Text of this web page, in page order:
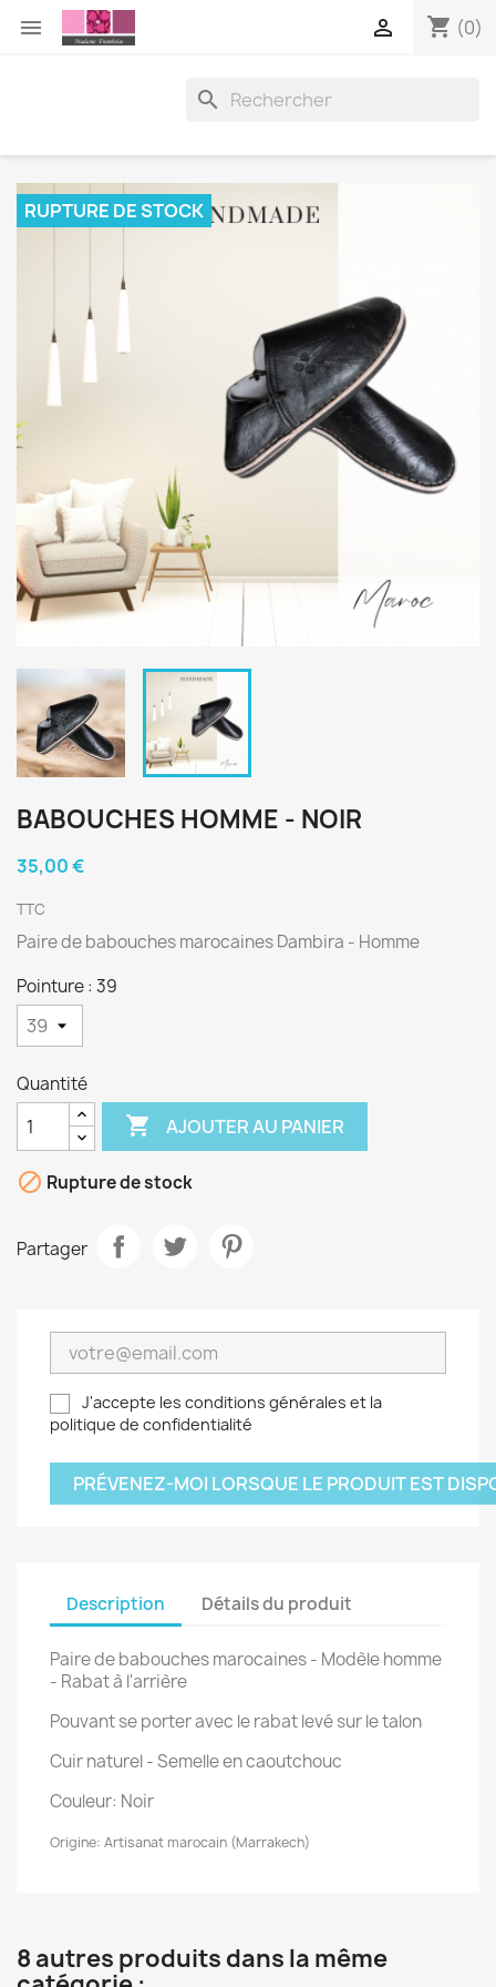
 shopping_cart (0)


RUPTURE DE STOCK
BABOUCHES HOMME - NOIR
35,00 €
TTC
Paire de babouches marocaines Dambira - Homme
Pointure : 39
Quantité
 AJOUTER AU PANIER
 Rupture de stock
Partager
J'accepte les conditions générales et la
politique de confidentialité
PRÉVENEZ-MOI LORSQUE LE PRODUIT EST
Description Détails du produit
Paire de babouches marocaines - Modèle homme
- Rabat à l'arrière
Pouvant se porter avec le rabat levé sur le talon
Cuir naturel - Semelle en caoutchouc
Couleur: Noir
Origine: Artisanat marocain (Marrakech)
8 autres produits dans la même